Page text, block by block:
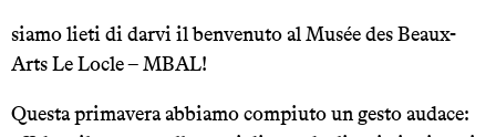
siamo lieti di darvi il benvenuto al Musée des Beaux-
Arts Le Locle – MBAL!
Questa primavera abbiamo compiuto un gesto audace: